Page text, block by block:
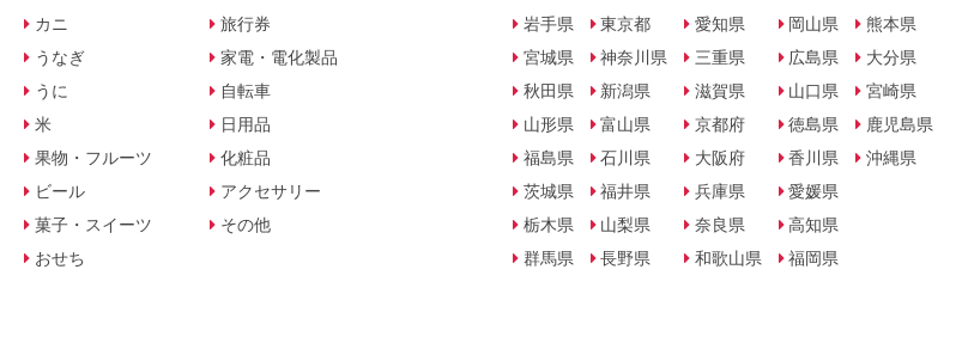
カニ
うなぎ
うに
米
果物・フルーツ
ビール
菓子・スイーツ
おせち
旅行券
家電・電化製品
自転車
日用品
化粧品
アクセサリー
その他
岩手県
宮城県
秋田県
山形県
福島県
茨城県
栃木県
群馬県
東京都
神奈川県
新潟県
富山県
石川県
福井県
山梨県
長野県
愛知県
三重県
滋賀県
京都府
大阪府
兵庫県
奈良県
和歌山県
岡山県
広島県
山口県
徳島県
香川県
愛媛県
高知県
福岡県
熊本県
大分県
宮崎県
鹿児島県
沖縄県